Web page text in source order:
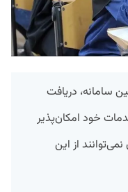
سامانه، دریافت
خود امکان‌پذیر
از این